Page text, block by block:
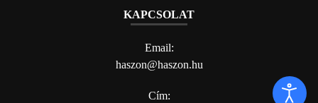
KAPCSOLAT
Email:
haszon@haszon.hu
Cím: